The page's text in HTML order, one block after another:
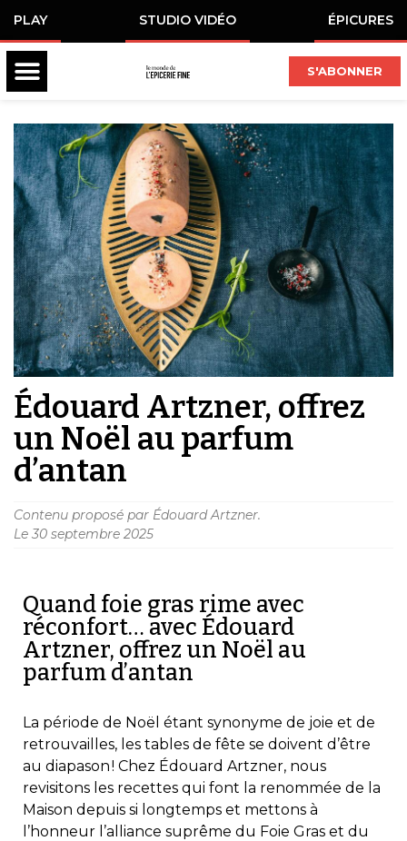
PLAY STUDIO VIDÉO ÉPICURES
S'ABONNER
Édouard Artzner, offrez
un Noël au parfum
d’antan
Contenu proposé par Édouard Artzner.
Le 30 septembre 2025
Quand foie gras rime avec
réconfort… avec Édouard
Artzner, offrez un Noël au
parfum d’antan
La période de Noël étant synonyme de joie et de
retrouvailles, les tables de fête se doivent d’être
au diapason ! Chez Édouard Artzner, nous
revisitons les recettes qui font la renommée de la
Maison depuis si longtemps et mettons à
l’honneur l’alliance suprême du Foie Gras et du